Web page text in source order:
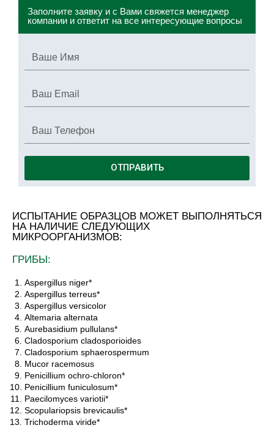
Заполните заявку и с Вами свяжется менеджер
компании и ответит на все интересующие вопросы
ОТПРАВИТЬ
ИСПЫТАНИЕ ОБРАЗЦОВ МОЖЕТ ВЫПОЛНЯТЬСЯ
НА НАЛИЧИЕ СЛЕДУЮЩИХ
МИКРООРГАНИЗМОВ:
ГРИБЫ:
Aspergillus niger*
Aspergillus terreus*
Aspergillus versicolor
Altemaria alternata
Aurebasidium pullulans*
Cladosporium cladosporioides
Cladosporium sphaerospermum
Mucor racemosus
Penicillium ochro-chloron*
Penicillium funiculosum*
Paecilomyces variotii*
Scopulariopsis brevicaulis*
Trichoderma viride*